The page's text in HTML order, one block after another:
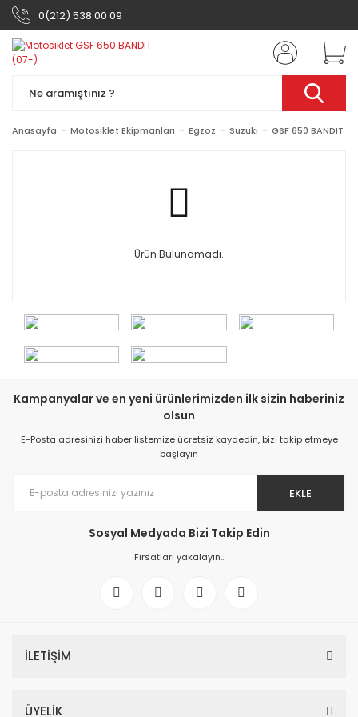
0(212) 538 00 09
Anasayfa Motosiklet Ekipmanları Egzoz Suzuki GSF 650 BANDIT
Ürün Bulunamadı.
Kampanyalar ve en yeni ürünlerimizden ilk sizin haberiniz
olsun
E-Posta adresinizi haber listemize ücretsiz kaydedin, bizi takip etmeye
başlayın
EKLE
Sosyal Medyada Bizi Takip Edin
Fırsatları yakalayın..
İLETİŞİM
ÜYELİK